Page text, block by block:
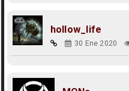
hollow_life
30 Ene 2020